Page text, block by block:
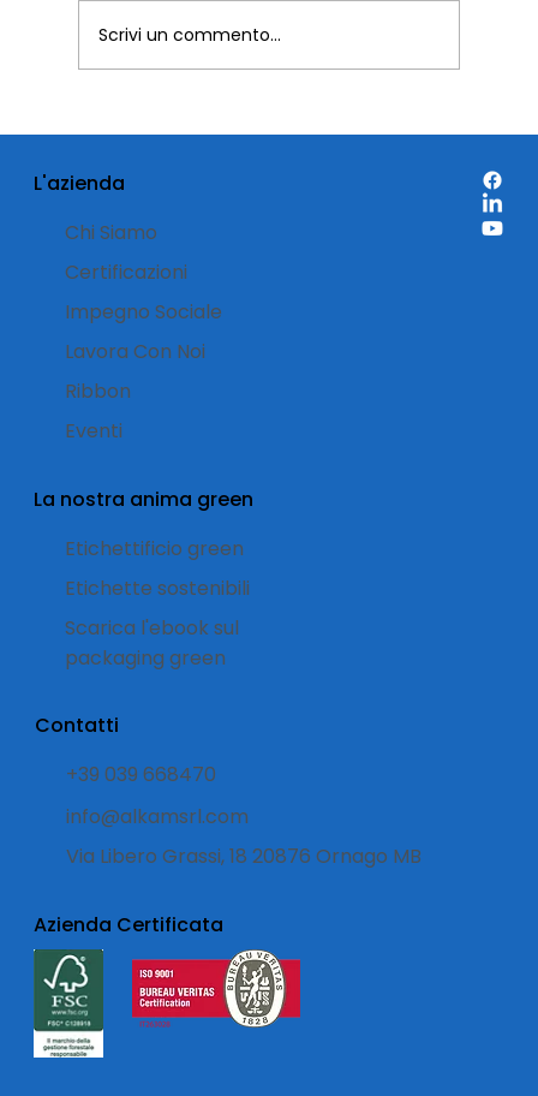
Etichette liquori: consigli per
Scrivi un commento...
L'azienda
Chi Siamo
Certificazioni
Impegno Sociale
Lavora Con Noi
Ribbon
Eventi
La nostra anima green
Etichettificio green
Etichette sostenibili
Scarica l'ebook sul
packaging green
Contatti
+39 039 668470
info@alkamsrl.com
Via Libero Grassi, 18 20876 Ornago MB
Azienda Certificata